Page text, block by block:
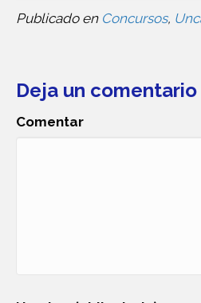
Publicado en Concursos,
Deja un comentario
Comentar